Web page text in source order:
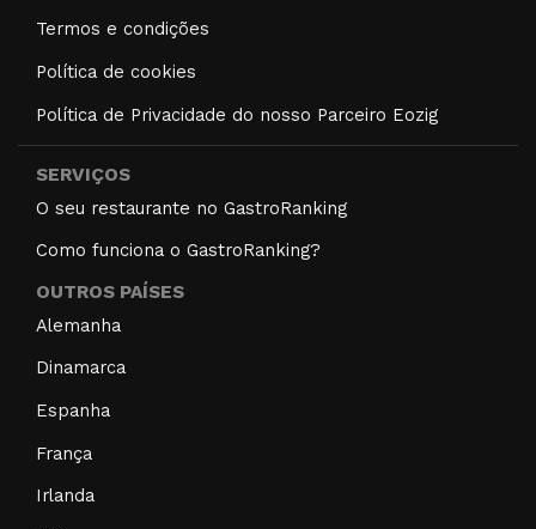
Termos e condições
Política de cookies
Política de Privacidade do nosso Parceiro Eozig
SERVIÇOS
O seu restaurante no GastroRanking
Como funciona o GastroRanking?
OUTROS PAÍSES
Alemanha
Dinamarca
Espanha
França
Irlanda